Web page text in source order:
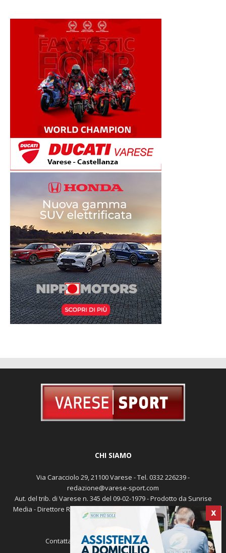
X
CHI SIAMO
Via Caracciolo 29, 21100 Varese - Tel. 0332 226239 -
redazione@varese-sport.com
Aut. del trib. di Varese n. 345 del 09-02-1979 - Prodotto da Sunrise
Media - Direttore Responsabile: Michele Marocco -Cookie policy
Pubblicità
Contattaci: redazione@varese-sport.com